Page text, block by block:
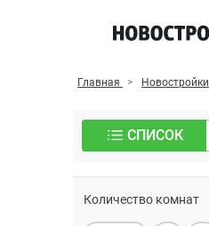
Главная Новостройки
СПИСОК
Количество комнат